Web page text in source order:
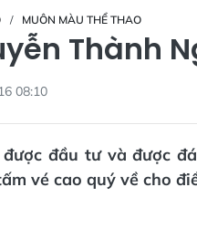
MUÔN MÀU THỂ THAO
Thành
08:10
được đầu tư và được
vé cao quý về cho